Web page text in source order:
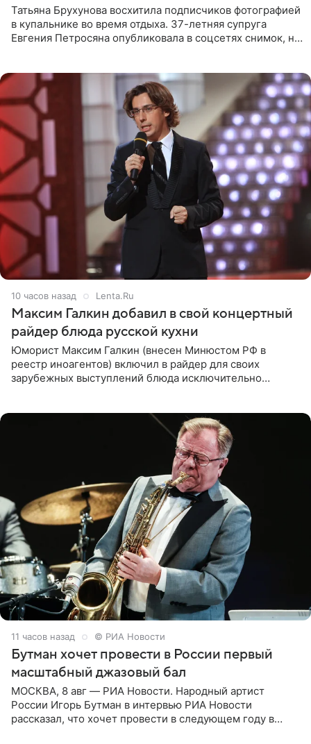
Татьяна Брухунова восхитила подписчиков фотографией
в купальнике во время отдыха. 37-летняя супруга
Евгения Петросяна опубликовала в соцсетях снимок, на
10 часов назад Lenta.Ru
Максим Галкин добавил в свой концертный
райдер блюда русской кухни
Юморист Максим Галкин (внесен Минюстом РФ в
реестр иноагентов) включил в райдер для своих
зарубежных выступлений блюда исключительно
11 часов назад © РИА Новости
Бутман хочет провести в России первый
масштабный джазовый бал
МОСКВА, 8 авг — РИА Новости. Народный артист
России Игорь Бутман в интервью РИА Новости
рассказал, что хочет провести в следующем году в